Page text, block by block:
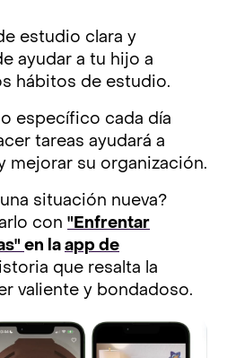
estudio clara y
ayudar a tu hijo a
hábitos de estudio.
específico cada día
tareas ayudará a
mejorar su organización.
situación nueva?
con "Enfrentar
en la app de
que resalta la
valiente y bondadoso.